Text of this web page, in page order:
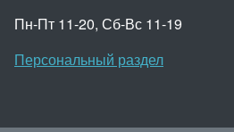
Пн-Пт 11-20, Сб-Вс 11-19
Персональный раздел